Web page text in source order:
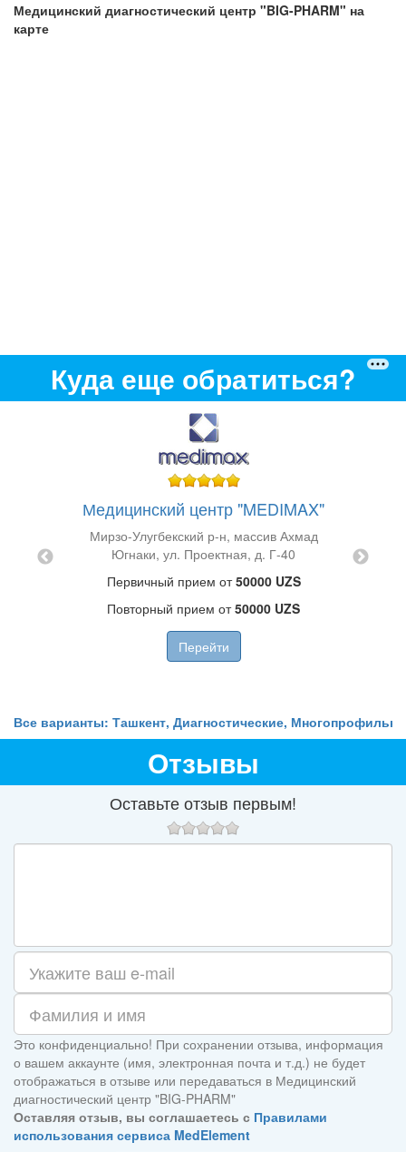
Медицинский диагностический центр "BIG-PHARM" на
карте
Куда еще обратиться?
Медицинский центр "MEDIMAX"
Мирзо-Улугбекский р-н, массив Ахмад
Югнаки, ул. Проектная, д. Г-40
Первичный прием от50000 UZS
Повторный прием от50000 UZS
Перейти
Все варианты: Ташкент, Диагностические,
Отзывы
Оставьте отзыв первым!
Это конфиденциально! При сохранении отзыва, информация
о вашем аккаунте (имя, электронная почта и т.д.) не будет
отображаться в отзыве или передаваться в Медицинский
диагностический центр "BIG-PHARM"
Оставляя отзыв, вы соглашаетесь с Правилами
использования сервиса MedElement